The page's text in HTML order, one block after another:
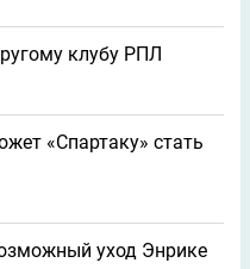
клубу РПЛ
«Спартаку» стать
уход Энрике